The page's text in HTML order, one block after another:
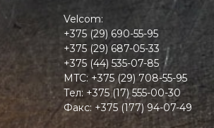
Velcom:
+375 (29) 690-55-95
+375 (29) 687-05-33
+375 (44) 535-07-85
MTC: +375 (29) 708-55-95
Тел: +375 (17) 555-00-30
Факс: +375 (177) 94-07-49